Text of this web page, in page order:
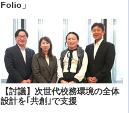
Folio」
【討議】次世代校務環境の全体
設計を｢共創｣で支援